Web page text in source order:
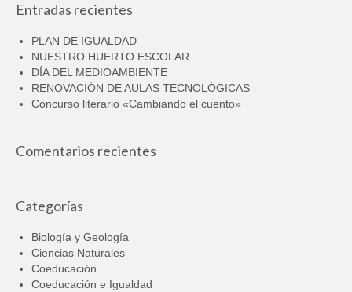
Entradas recientes
PLAN DE IGUALDAD
NUESTRO HUERTO ESCOLAR
DÍA DEL MEDIOAMBIENTE
RENOVACIÓN DE AULAS TECNOLÓGICAS
Concurso literario «Cambiando el cuento»
Comentarios recientes
Categorías
Biología y Geología
Ciencias Naturales
Coeducación
Coeducación e Igualdad